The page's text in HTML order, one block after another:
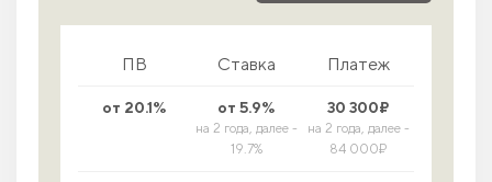
ПВ Ставка Платеж
от 20.1% от 5.9%
на 2 года, далее -
19.7%
30 300₽
на 2 года, далее -
84 000₽